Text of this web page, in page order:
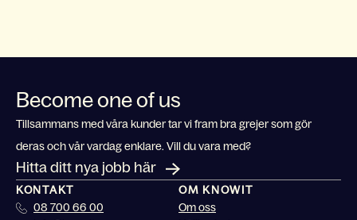
Become one of us
Tillsammans med våra kunder tar vi fram bra grejer som gör
deras och vår vardag enklare. Vill du vara med?
Hitta ditt nya jobb här
KONTAKT
08 700 66 00
OM KNOWIT
Om oss